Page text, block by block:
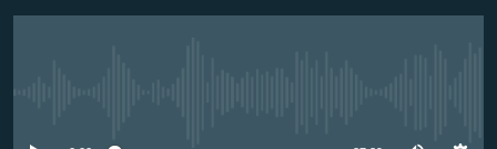
поиску
СЕВЕР.РЕАЛИИ